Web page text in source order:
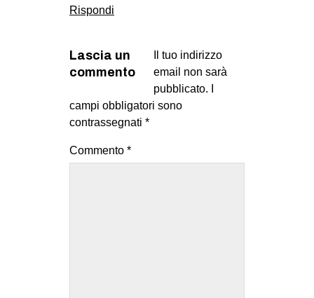
Rispondi
Lascia un
commento
Il tuo indirizzo
email non sarà
pubblicato.
campi obbligatori sono
contrassegnati *
Commento *